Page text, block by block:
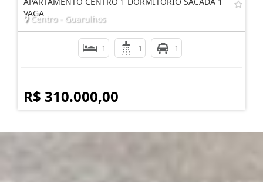
VAGA
Centro - Guarulhos
1 1 1
R$ 310.000,00